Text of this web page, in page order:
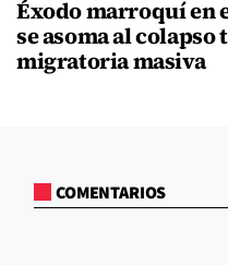
Éxodo marroquí en
se asoma al colapso
migratoria masiva
COMENTARIOS